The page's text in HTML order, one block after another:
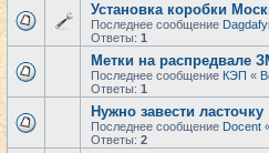
Установка коробки
Последнее сообщение
Ответы: 1
Метки на распредвале
Последнее сообщение КЭП «
Ответы: 1
Нужно завести ласточку
Последнее сообщение Docent
Ответы: 2